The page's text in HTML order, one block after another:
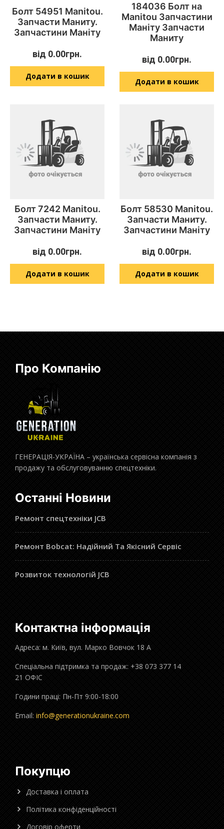
Болт 54951 Manitou.
Запчасти Маниту.
Запчастини Маніту
від 0.00грн.
Додати в кошик
184036 Болт на
Manitou Запчастини
Маніту Запчасти
Маниту
від 0.00грн.
Додати в кошик
Болт 7242 Manitou.
Запчасти Маниту.
Запчастини Маніту
від 0.00грн.
Додати в кошик
Болт 58530 Manitou.
Запчасти Маниту.
Запчастини Маніту
від 0.00грн.
Додати в кошик
Про Компанію
ГЕНЕРАЦІЯ-УКРАЇНА – українська сервісна компанія з
продажу та обслуговуванню спецтехніки.
Останні Новини
Ремонт спецтехніки JCB
Ремонт Bobcat: Надійний Та Якісний Сервіс
Розвиток технологій JCB
Контактна інформація
Адреса: м. Київ, вул. Марко Вовчок 18 А
Спеціальна підтримка та продаж: +38 073 377 14
21 ОФІС
Години праці: Пн-Пт 9:00-18:00
Email: info@generationukraine.com
Покупцю
Доставка і оплата
Політика конфіденційності
Договір оферти